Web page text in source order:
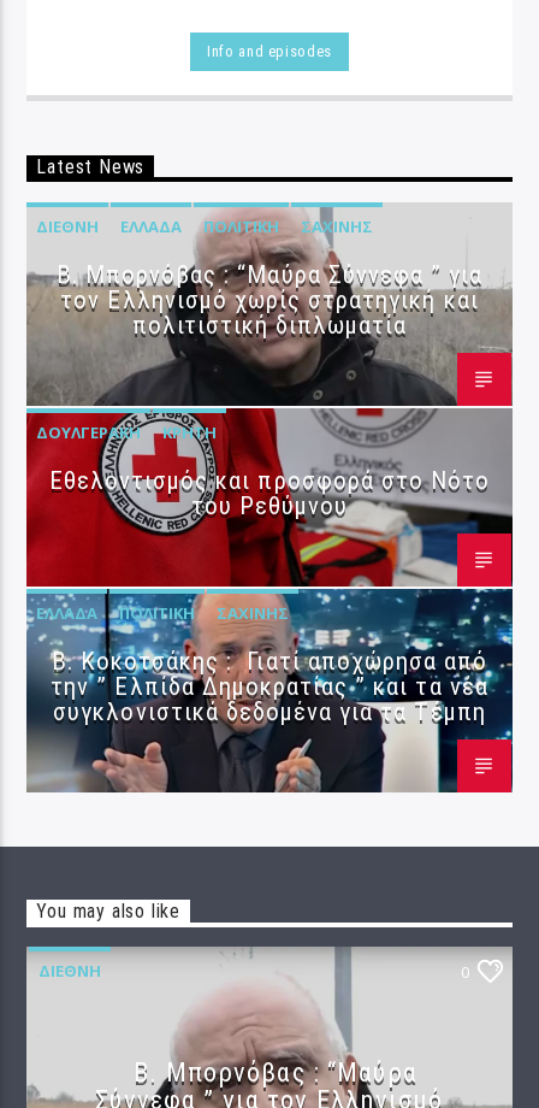
Info and episodes
Latest News
ΔΙΕΘΝΉ ΕΛΛΆΔΑ ΠΟΛΙΤΙΚΉ ΣΑΧΊΝΗΣ
B. Μπορνόβας : “Μαύρα Σύννεφα ” για
τον Ελληνισμό χωρίς στρατηγική και
πολιτιστική διπλωματία
ΔΟΥΛΓΕΡΆΚΗ ΚΡΉΤΗ
Εθελοντισμός και προσφορά στο Νότο
του Ρεθύμνου
ΕΛΛΆΔΑ ΠΟΛΙΤΙΚΉ ΣΑΧΊΝΗΣ
Β. Κοκοτσάκης : Γιατί αποχώρησα από
την ” Ελπίδα Δημοκρατίας ” και τα νέα
συγκλονιστικά δεδομένα για τα Τέμπη
You may also like
ΔΙΕΘΝΉ 0
B. Μπορνόβας : “Μαύρα
Σύννεφα ” για τον Ελληνισμό